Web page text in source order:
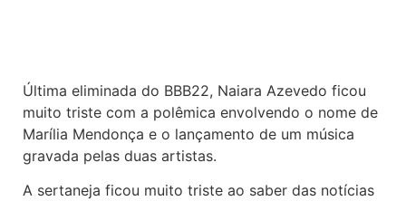
Última eliminada do BBB22, Naiara Azevedo ficou
muito triste com a polêmica envolvendo o nome de
Marília Mendonça e o lançamento de um música
gravada pelas duas artistas.
A sertaneja ficou muito triste ao saber das notícias